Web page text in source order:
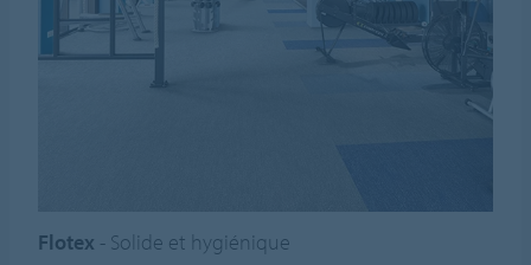
Flotex - Solide et hygiénique